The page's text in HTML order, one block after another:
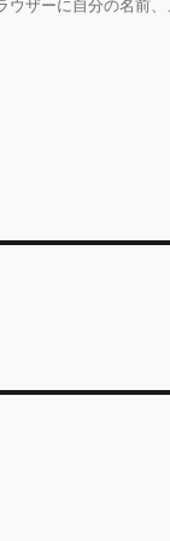
ザーに自分の名前